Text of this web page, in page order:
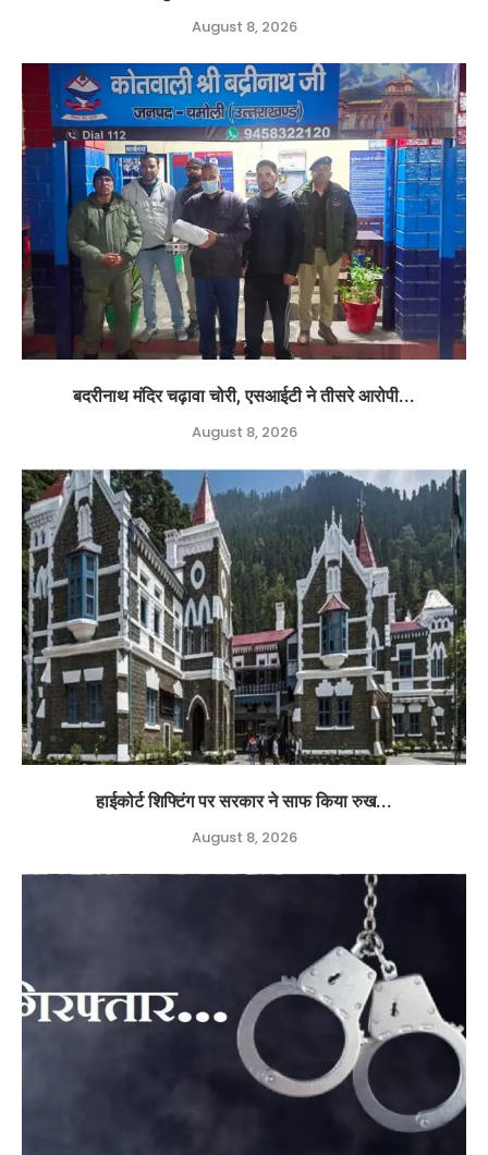
August 8, 2026
बदरीनाथ मंदिर चढ़ावा चोरी, एसआईटी ने तीसरे आरोपी...
August 8, 2026
हाईकोर्ट शिफ्टिंग पर सरकार ने साफ किया रुख...
August 8, 2026